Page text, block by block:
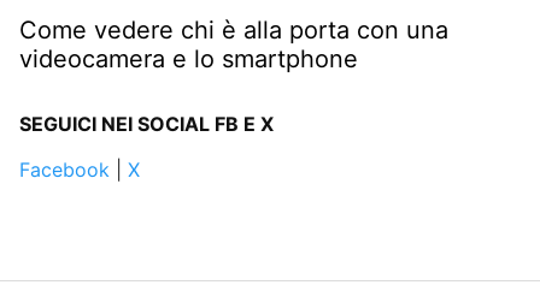
Come vedere chi è alla porta con una
videocamera e lo smartphone
SEGUICI NEI SOCIAL FB E X
Facebook
X